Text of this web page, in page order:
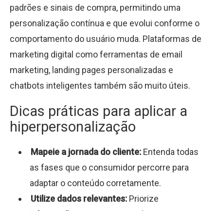
padrões e sinais de compra, permitindo uma
personalização contínua e que evolui conforme o
comportamento do usuário muda. Plataformas de
marketing digital como ferramentas de email
marketing, landing pages personalizadas e
chatbots inteligentes também são muito úteis.
Dicas práticas para aplicar a
hiperpersonalização
Mapeie a jornada do cliente: Entenda todas
as fases que o consumidor percorre para
adaptar o conteúdo corretamente.
Utilize dados relevantes: Priorize